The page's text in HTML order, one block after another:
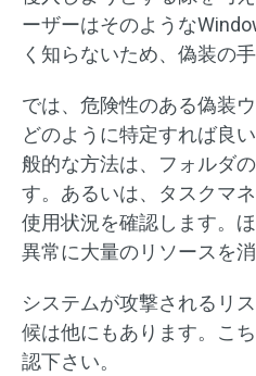
ーザーはそのような
く知らないため、偽装の
では、危険性のある偽装
どのように特定すれば良
般的な方法は、フォルダ
す。あるいは、タスクマ
使用状況を確認します。
異常に大量のリソースを消
システムが攻撃されるリ
候は他にもあります。こ
認下さい。